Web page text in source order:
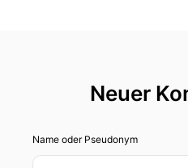
Neuer
Name oder Pseudonym